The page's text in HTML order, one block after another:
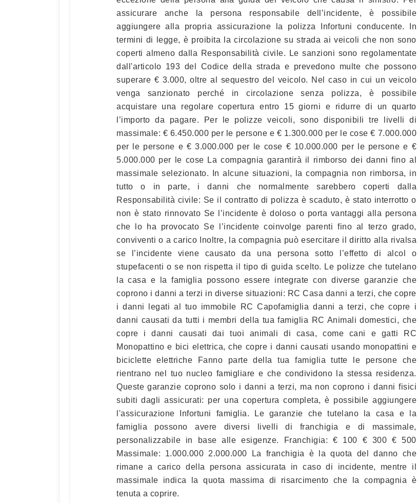
assicurare anche la persona responsabile dell’incidente, è possibile
aggiungere alla propria assicurazione la polizza Infortuni conducente. In
termini di legge, è proibita la circolazione su strada ai veicoli che non sono
coperti almeno dalla Responsabilità civile. Le sanzioni sono regolamentate
dall'articolo 193 del Codice della strada e prevedono multe che possono
superare € 3.000, oltre al sequestro del veicolo. Nel caso in cui un veicolo
venga sanzionato perché in circolazione senza polizza, è possibile
acquistare una regolare copertura entro 15 giorni e ridurre di un quarto
l’importo da pagare. Per le polizze veicoli, sono disponibili tre livelli di
massimale: € 6.450.000 per le persone e € 1.300.000 per le cose € 7.000.000
per le persone e € 3.000.000 per le cose € 10.000.000 per le persone e €
5.000.000 per le cose La compagnia garantirà il rimborso dei danni fino al
massimale selezionato. In alcune situazioni, la compagnia non rimborsa, in
tutto o in parte, i danni che normalmente sarebbero coperti dalla
Responsabilità civile: Se il contratto di polizza è scaduto, è stato interrotto o
non è stato rinnovato Se l’incidente è doloso o porta vantaggi alla persona
che lo ha provocato Se l’incidente coinvolge parenti fino al terzo grado,
conviventi o a carico Inoltre, la compagnia può esercitare il diritto alla rivalsa
se l’incidente viene causato da una persona sotto l’effetto di alcol o
stupefacenti o se non rispetta il tipo di guida scelto. Le polizze che tutelano
la casa e la famiglia possono essere integrate con diverse garanzie che
coprono i danni a terzi in diverse situazioni: RC Casa danni a terzi, che copre
i danni legati al tuo immobile RC Capofamiglia danni a terzi, che copre i
danni causati da tutti i membri della tua famiglia RC Animali domestici, che
copre i danni causati dai tuoi animali di casa, come cani e gatti RC
Monopattino e bici elettrica, che copre i danni causati usando monopattini e
biciclette elettriche Fanno parte della tua famiglia tutte le persone che
rientrano nel tuo nucleo famigliare e che condividono la stessa residenza.
Queste garanzie coprono solo i danni a terzi, ma non coprono i danni fisici
subiti dagli assicurati: per una copertura completa, è possibile aggiungere
l'assicurazione Infortuni famiglia. Le garanzie che tutelano la casa e la
famiglia possono avere diversi livelli di franchigia e di massimale,
personalizzabile in base alle esigenze. Franchigia: € 100 € 300 € 500
Massimale: 1.000.000 2.000.000 La franchigia è la quota del danno che
rimane a carico della persona assicurata in caso di incidente, mentre il
massimale indica la quota massima di risarcimento che la compagnia è
tenuta a coprire.